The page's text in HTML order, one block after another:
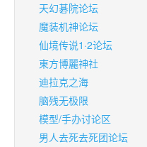
天幻碁院论坛
魔装机神论坛
仙境传说1·2论坛
東方博麗神社
迪拉克之海
脑残无极限
模型/手办讨论区
男人去死去死团论坛